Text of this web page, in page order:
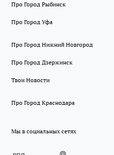
Про Город Рыбинск
Про Город Уфа
Про Город Нижний Новгород
Про Город Дзержинск
Твои Новости
Про Город Краснодара
Мы в социальных сетях